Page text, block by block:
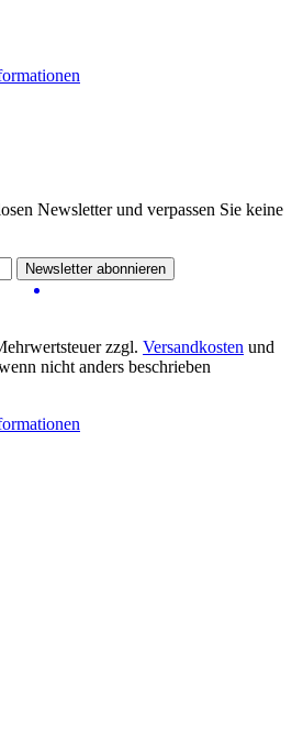
Newsletter und verpassen Sie keine
Newsletter abonnieren
zzgl. Versandkosten und
nicht anders beschrieben